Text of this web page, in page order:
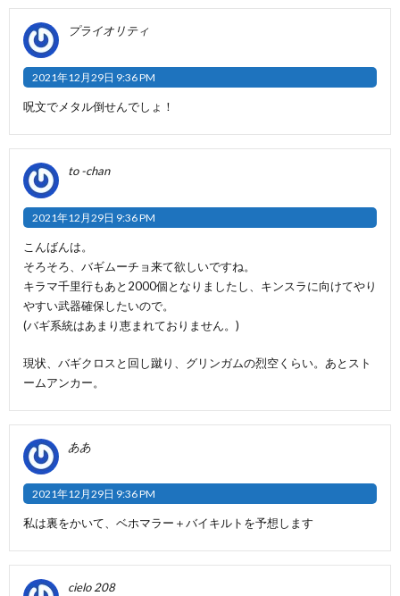
プライオリティ
2021年12月29日 9:36 PM
呪文でメタル倒せんでしょ！
to -chan
2021年12月29日 9:36 PM
こんばんは。
そろそろ、バギムーチョ来て欲しいですね。
キラマ千里行もあと2000個となりましたし、キンスラに向けてやり
やすい武器確保したいので。
(バギ系統はあまり恵まれておりません。)
現状、バギクロスと回し蹴り、グリンガムの烈空くらい。あとスト
ームアンカー。
ああ
2021年12月29日 9:36 PM
私は裏をかいて、ベホマラー＋バイキルトを予想します
cielo 208